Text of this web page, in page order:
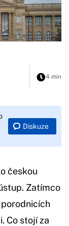
4 min
Diskuze
českou
Zatímco
porodnicích
Co stojí za